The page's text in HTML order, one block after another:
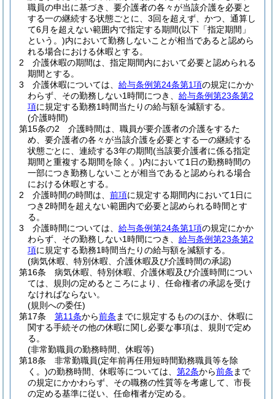
職員の申出に基づき、要介護者の各々が当該介護を必要と
する一の継続する状態ごとに、3回を超えず、かつ、通算し
て6月を超えない範囲内で指定する期間(以下「指定期間」
という。)内において勤務しないことが相当であると認めら
れる場合における休暇とする。
2
介護休暇の期間は、指定期間内において必要と認められる
期間とする。
3
介護休暇については、 給与条例第24条第1項の規定にかか
わらず、その勤務しない1時間につき、 給与条例第23条第2
項に規定する勤務1時間当たりの給与額を減額する。
(介護時間)
第15条の2
介護時間は、職員が要介護者の介護をするた
め、要介護者の各々が当該介護を必要とする一の継続する
状態ごとに、連続する3年の期間(当該要介護者に係る指定
期間と重複する期間を除く。)内において1日の勤務時間の
一部につき勤務しないことが相当であると認められる場合
における休暇とする。
2
介護時間の時間は、 前項に規定する期間内において1日に
つき2時間を超えない範囲内で必要と認められる時間とす
る。
3
介護時間については、 給与条例第24条第1項の規定にかか
わらず、その勤務しない1時間につき、 給与条例第23条第2
項に規定する勤務1時間当たりの給与額を減額する。
(病気休暇、特別休暇、介護休暇及び介護時間の承認)
第16条
病気休暇、特別休暇、介護休暇及び介護時間につい
ては、規則の定めるところにより、任命権者の承認を受け
なければならない。
(規則への委任)
第17条
第11条から前条 までに規定するもののほか、休暇に
関する手続その他の休暇に関し必要な事項は、規則で定め
る。
(非常勤職員の勤務時間、休暇等)
第18条
非常勤職員(定年前再任用短時間勤務職員等を除
く。)の勤務時間、休暇等については、 第2条から前条 まで
の規定にかかわらず、その職務の性質等を考慮して、市長
の定める基準に従い、任命権者が定める。